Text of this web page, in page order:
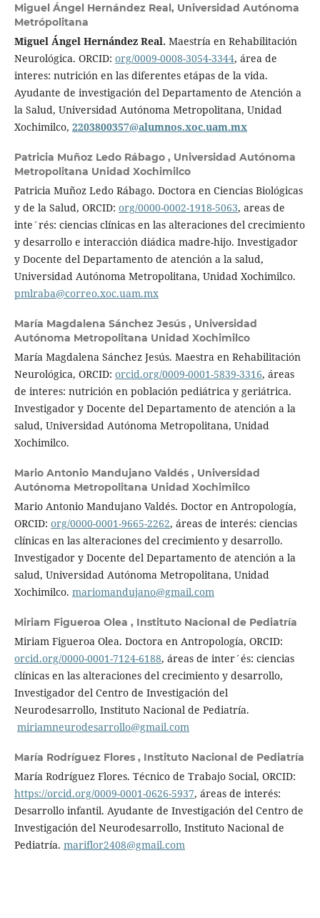
Miguel Ángel Hernández Real, Universidad Autónoma
Metrópolitana
Miguel Ángel Hernández Real. Maestría en Rehabilitación
Neurológica. ORCID: org/0009-0008-3054-3344, área de
interes: nutrición en las diferentes etápas de la vida.
Ayudante de investigación del Departamento de Atención a
la Salud, Universidad Autónoma Metropolitana, Unidad
Xochimilco, 2203800357@alumnos.xoc.uam.mx
Patricia Muñoz Ledo Rábago , Universidad Autónoma
Metropolitana Unidad Xochimilco
Patricia Muñoz Ledo Rábago. Doctora en Ciencias Biológicas
y de la Salud, ORCID: org/0000-0002-1918-5063, areas de
inte´rés: ciencias clínicas en las alteraciones del crecimiento
y desarrollo e interacción diádica madre-hijo. Investigador
y Docente del Departamento de atención a la salud,
Universidad Autónoma Metropolitana, Unidad Xochimilco.
pmlraba@correo.xoc.uam.mx
María Magdalena Sánchez Jesús , Universidad
Autónoma Metropolitana Unidad Xochimilco
María Magdalena Sánchez Jesús. Maestra en Rehabilitación
Neurológica, ORCID: orcid.org/0009-0001-5839-3316, áreas
de interes: nutrición en población pediátrica y geriátrica.
Investigador y Docente del Departamento de atención a la
salud, Universidad Autónoma Metropolitana, Unidad
Xochimilco.
Mario Antonio Mandujano Valdés , Universidad
Autónoma Metropolitana Unidad Xochimilco
Mario Antonio Mandujano Valdés. Doctor en Antropología,
ORCID: org/0000-0001-9665-2262, áreas de interés: ciencias
clínicas en las alteraciones del crecimiento y desarrollo.
Investigador y Docente del Departamento de atención a la
salud, Universidad Autónoma Metropolitana, Unidad
Xochimilco. mariomandujano@gmail.com
Miriam Figueroa Olea , Instituto Nacional de Pediatría
Miriam Figueroa Olea. Doctora en Antropología, ORCID:
orcid.org/0000-0001-7124-6188, áreas de inter´és: ciencias
clínicas en las alteraciones del crecimiento y desarrollo,
Investigador del Centro de Investigación del
Neurodesarrollo, Instituto Nacional de Pediatría.
miriamneurodesarrollo@gmail.com
María Rodríguez Flores , Instituto Nacional de Pediatría
María Rodríguez Flores. Técnico de Trabajo Social, ORCID:
https://orcid.org/0009-0001-0626-5937, áreas de interés:
Desarrollo infantil. Ayudante de Investigación del Centro de
Investigación del Neurodesarrollo, Instituto Nacional de
Pediatría. mariflor2408@gmail.com